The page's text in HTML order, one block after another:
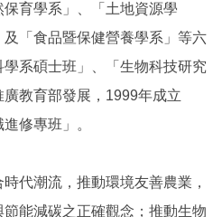
育學系」、「土地資源學
「食品暨保健營養學系」等六
系碩士班」、「生物科技研究
教育部發展，1999年成立
修專班」。
代潮流，推動環境友善農業，
能減碳之正確觀念；推動生物